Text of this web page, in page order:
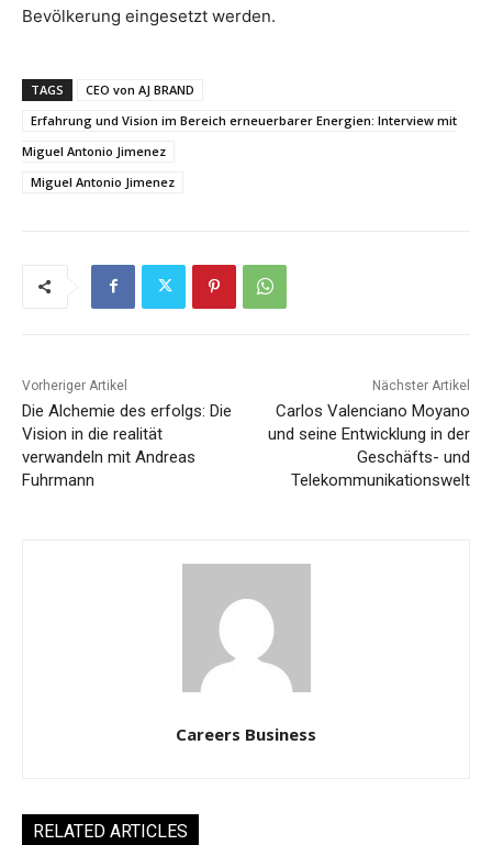
Bevölkerung eingesetzt werden.
TAGS
CEO von AJ BRAND
Erfahrung und Vision im Bereich erneuerbarer Energien: Interview mit
Miguel Antonio Jimenez
Miguel Antonio Jimenez
Vorheriger Artikel
Die Alchemie des erfolgs: Die
Vision in die realität
verwandeln mit Andreas
Fuhrmann
Nächster Artikel
Carlos Valenciano Moyano
und seine Entwicklung in der
Geschäfts- und
Telekommunikationswelt
Careers Business
RELATED ARTICLES